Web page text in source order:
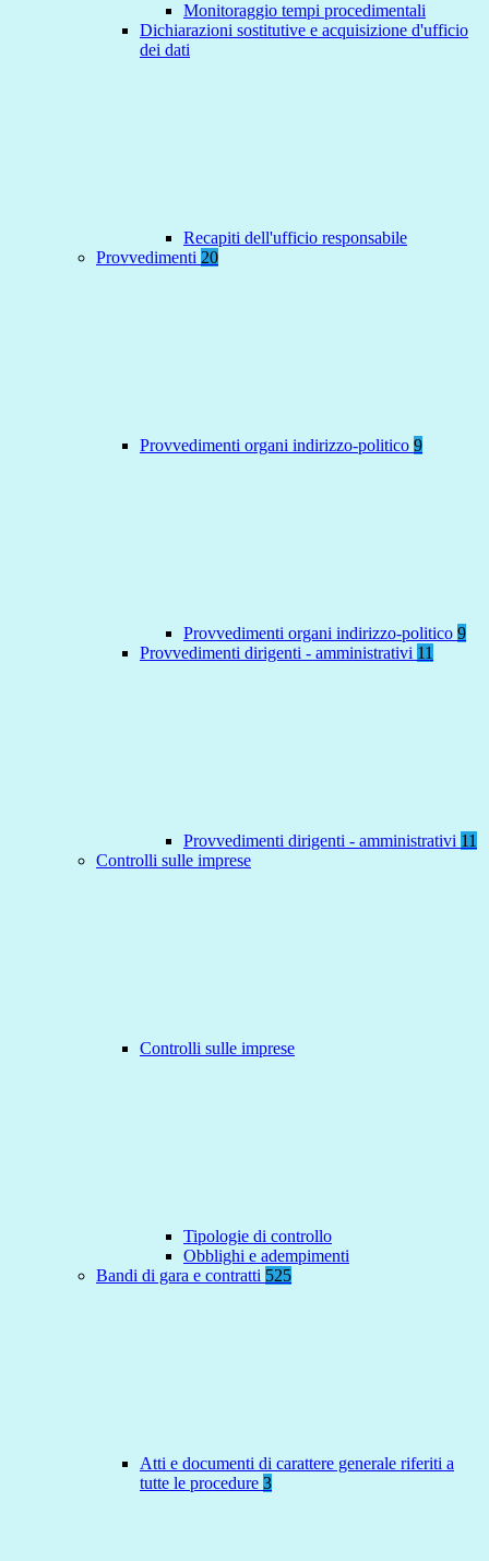
Monitoraggio tempi procedimentali
Dichiarazioni sostitutive e acquisizione d'ufficio
dei dati
Recapiti dell'ufficio responsabile
Provvedimenti 20
Provvedimenti organi indirizzo-politico 9
Provvedimenti organi indirizzo-politico 9
Provvedimenti dirigenti - amministrativi 11
Provvedimenti dirigenti - amministrativi 11
Controlli sulle imprese
Controlli sulle imprese
Tipologie di controllo
Obblighi e adempimenti
Bandi di gara e contratti 525
Atti e documenti di carattere generale riferiti a
tutte le procedure 3